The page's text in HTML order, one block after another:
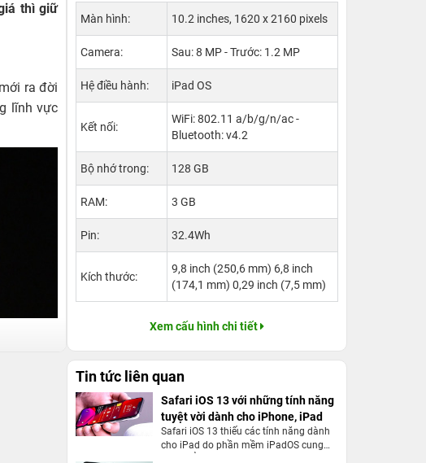
thì giữ
ra đời
lĩnh vực
Màn hình: 10.2 inches, 1620 x 2160 pixels
Camera: Sau: 8 MP - Trước: 1.2 MP
Hệ điều hành: iPad OS
Kết nối:
WiFi: 802.11 a/b/g/n/ac -
Bluetooth: v4.2
Bộ nhớ trong: 128 GB
RAM: 3 GB
Pin: 32.4Wh
Kích thước:
9,8 inch (250,6 mm) 6,8 inch
(174,1 mm) 0,29 inch (7,5 mm)
Xem cấu hình chi tiết
Tin tức liên quan
Safari iOS 13 với những tính năng
tuyệt vời dành cho iPhone, iPad
Safari iOS 13 thiếu các tính năng dành
cho iPad do phần mềm iPadOS cung